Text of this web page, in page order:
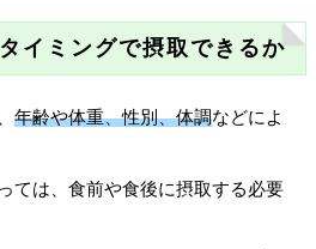
イミングで摂取できるか
年齢や体重、性別、体調などによ
ては、食前や食後に摂取する必要